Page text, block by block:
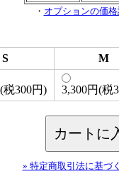
・ オプションの価
S M
税300円) 3,300円(税
» 特定商取引法に基づ